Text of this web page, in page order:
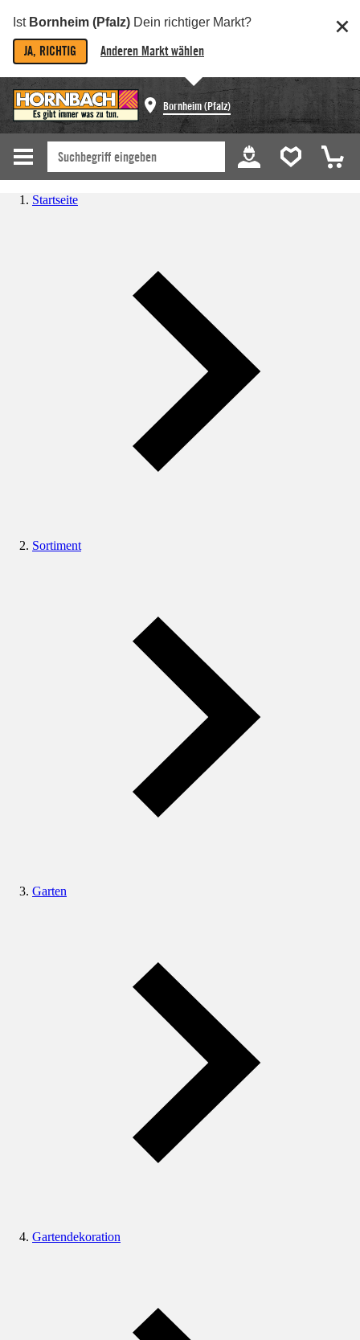
Ist Bornheim (Pfalz) Dein richtiger Markt?
JA, RICHTIG Anderen Markt wählen
Bornheim (Pfalz)
Startseite
Sortiment
Garten
Gartendekoration